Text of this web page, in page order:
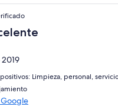
Limpieza, personal,